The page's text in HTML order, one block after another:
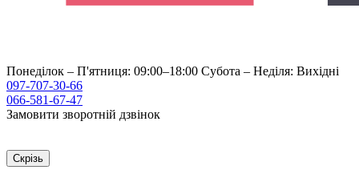
Понеділок – П'ятниця: 09:00–18:00 Субота – Неділя: Вихідні
097-707-30-66
066-581-67-47
Замовити зворотній дзвінок
Скрізь